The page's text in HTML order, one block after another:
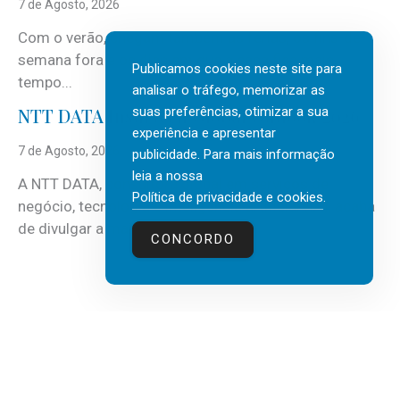
7 de Agosto, 2026
Com o verão, chegam também as férias, os fins-de-
semana fora e os dias em que a casa fica mais
tempo...
NTT DATA Insurtech Global Outlook 2026
7 de Agosto, 2026
A NTT DATA, consultora global em serviços de
negócio, tecnologia e inteligência artificial (IA), acaba
de divulgar a mais recente...
Publicamos cookies neste site para
analisar o tráfego, memorizar as
suas preferências, otimizar a sua
experiência e apresentar
publicidade. Para mais informação
leia a nossa
Política de privacidade e cookies.
CONCORDO